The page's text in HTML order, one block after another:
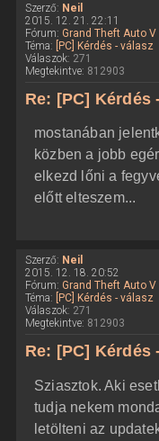
Szerző: Neil
2015. 12. 21. 22:11
Fórum: Grand Theft Auto V
Téma: [PC] Kérdés - válasz
Válaszok: 271
Megtekintve: 812903
Re: [PC] Kérdés
mostanában
közben a jobb
elkezd lőni a
előtt elteszem...
Szerző: Neil
2015. 12. 18. 20:52
Fórum: Grand Theft Auto V
Téma:
[PC] Kérdés - válasz
Válaszok: 271
Megtekintve: 812903
Re: [PC] Kérdés
Sziasztok. Aki
tudja nekem
letölteni az